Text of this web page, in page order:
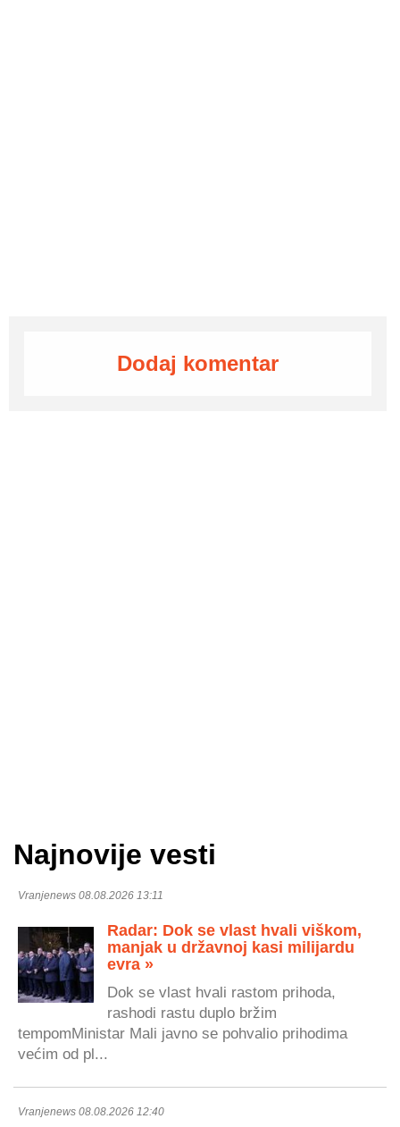
Dodaj komentar
Najnovije vesti
Vranjenews 08.08.2026 13:11
Radar: Dok se vlast hvali viškom,
manjak u državnoj kasi milijardu
evra »
Dok se vlast hvali rastom prihoda,
rashodi rastu duplo bržim
tempomMinistar Mali javno se pohvalio prihodima
većim od pl...
Vranjenews 08.08.2026 12:40